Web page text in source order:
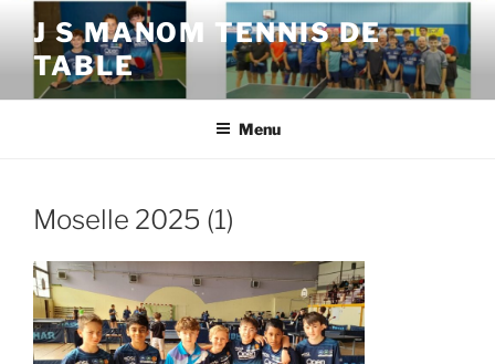
contenu
principal
J S MANOM TENNIS DE
TABLE
Menu
Moselle 2025 (1)